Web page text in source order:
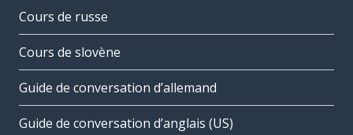
Cours de russe
Cours de slovène
Guide de conversation d’allemand
Guide de conversation d’anglais (US)